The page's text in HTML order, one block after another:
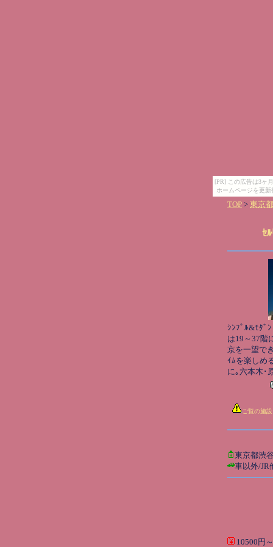
[PR] この広告は3ヶ
ホームページを更
TOP > 東京都
ｾ
ｼﾝﾌﾟﾙ&ﾓﾀﾞ
は19～37階
京を一望で
ｲﾑを楽しめ
に｡六本木･
ご覧の施
東京都渋
車以外/JR
10500円～